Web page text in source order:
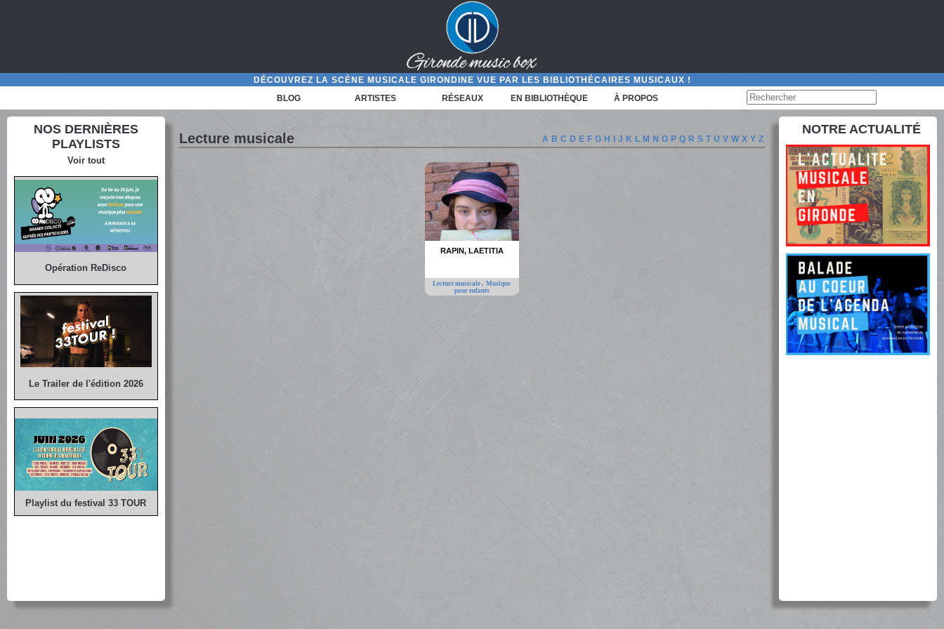
DÉCOUVREZ LA SCÈNE MUSICALE GIRONDINE VUE PAR LES BIBLIOTHÉCAIRES MUSICAUX !
BLOG
ARTISTES RÉSEAUX EN BIBLIOTHÈQUE À PROPOS
NOS DERNIÈRES
PLAYLISTS
Voir tout
Opération ReDisco
Le Trailer de l'édition 2026
Playlist du festival 33 TOUR
Lecture musicale A B C D E F G H I J K L M N O P Q R S T U V W X Y Z
RAPIN, LAETITIA
Lecture musicale,Musique
pour enfants
NOTRE ACTUALITÉ